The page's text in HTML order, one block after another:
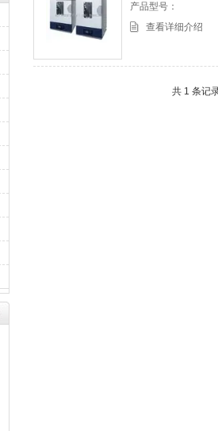
产品型号：
查看详细介绍
共 1 条记